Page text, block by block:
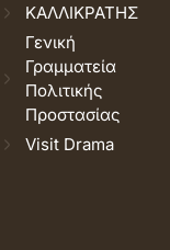
ΚΑΛΛΙΚΡΑΤΗΣ
Γενική
Γραμματεία
Πολιτικής
Προστασίας
Visit Drama